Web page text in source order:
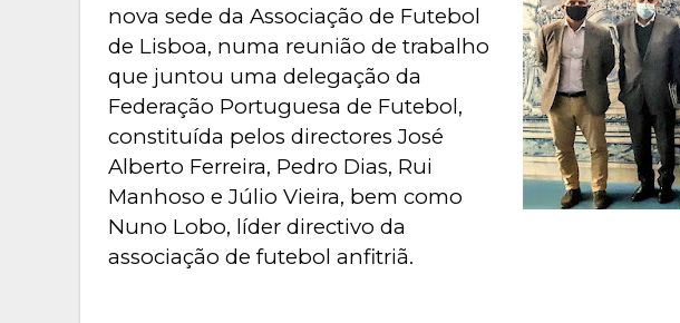
nova sede da Associação de Futebol
de Lisboa, numa reunião de trabalho
que juntou uma delegação da
Federação Portuguesa de Futebol,
constituída pelos directores José
Alberto Ferreira, Pedro Dias, Rui
Manhoso e Júlio Vieira, bem como
Nuno Lobo, líder directivo da
associação de futebol anfitriã.